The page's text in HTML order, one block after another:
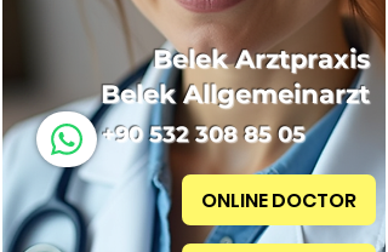
Belek Arztpraxis
Belek Allgemeinarzt
+90 532 308 85 05
ONLINE DOCTOR